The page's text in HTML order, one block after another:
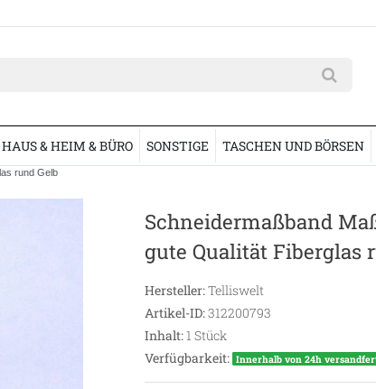
HAUS & HEIM & BÜRO SONSTIGE TASCHEN UND BÖRSEN
rund Gelb
Schneidermaßband
gute Qualität Fiberglas
Hersteller:Telliswelt
Artikel-ID:312200793
Inhalt:1 Stück
Verfügbarkeit: Innerhalb von 24h